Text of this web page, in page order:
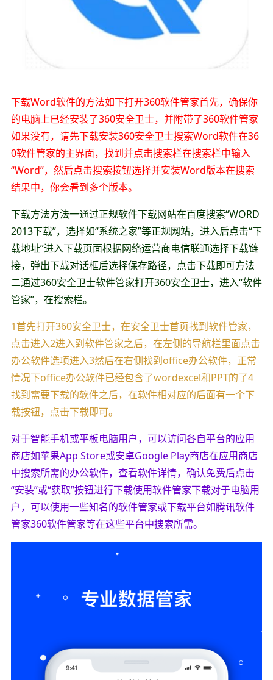
下载Word软件的方法如下打开360软件管家首先，确保你
的电脑上已经安装了360安全卫士，并附带了360软件管家
如果没有，请先下载安装360安全卫士搜索Word软件在36
0软件管家的主界面，找到并点击搜索栏在搜索栏中输入
“Word”，然后点击搜索按钮选择并安装Word版本在搜索
结果中，你会看到多个版本。
下载方法方法一通过正规软件下载网站在百度搜索“WORD
2013下载”，选择如“系统之家”等正规网站，进入后点击“下
载地址”进入下载页面根据网络运营商电信联通选择下载链
接，弹出下载对话框后选择保存路径，点击下载即可方法
二通过360安全卫士软件管家打开360安全卫士，进入“软件
管家”，在搜索栏。
1首先打开360安全卫士，在安全卫士首页找到软件管家，
点击进入2进入到软件管家之后，在左侧的导航栏里面点击
办公软件选项进入3然后在右侧找到office办公软件，正常
情况下office办公软件已经包含了wordexcel和PPT的了4
找到需要下载的软件之后，在软件相对应的后面有一个下
载按钮，点击下载即可。
对于智能手机或平板电脑用户，可以访问各自平台的应用
商店如苹果App Store或安卓Google Play商店在应用商店
中搜索所需的办公软件，查看软件详情，确认免费后点击
“安装”或“获取”按钮进行下载使用软件管家下载对于电脑用
户，可以使用一些知名的软件管家或下载平台如腾讯软件
管家360软件管家等在这些平台中搜索所需。